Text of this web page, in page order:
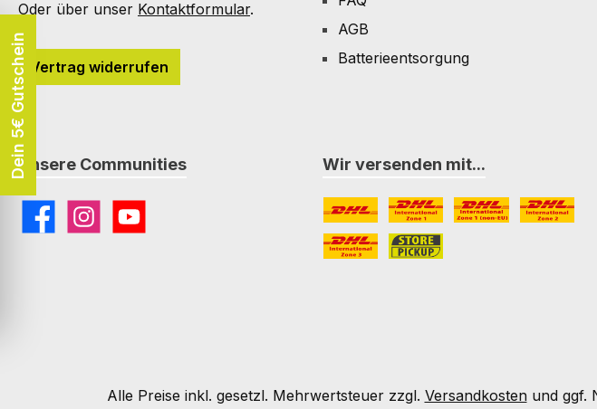
Oder über unser Kontaktformular.
Vertrag widerrufen
AGB
Batterieentsorgung
Unsere Communities
FacebookInstagramYouTube
Wir versenden mit...
DHL DHL Paket International Zone 1
DHL PaketDHL
Alle Preise inkl. gesetzl. Mehrwertsteuer zzgl. Versandkostenund ggf.
Dein 5€ Gutschein